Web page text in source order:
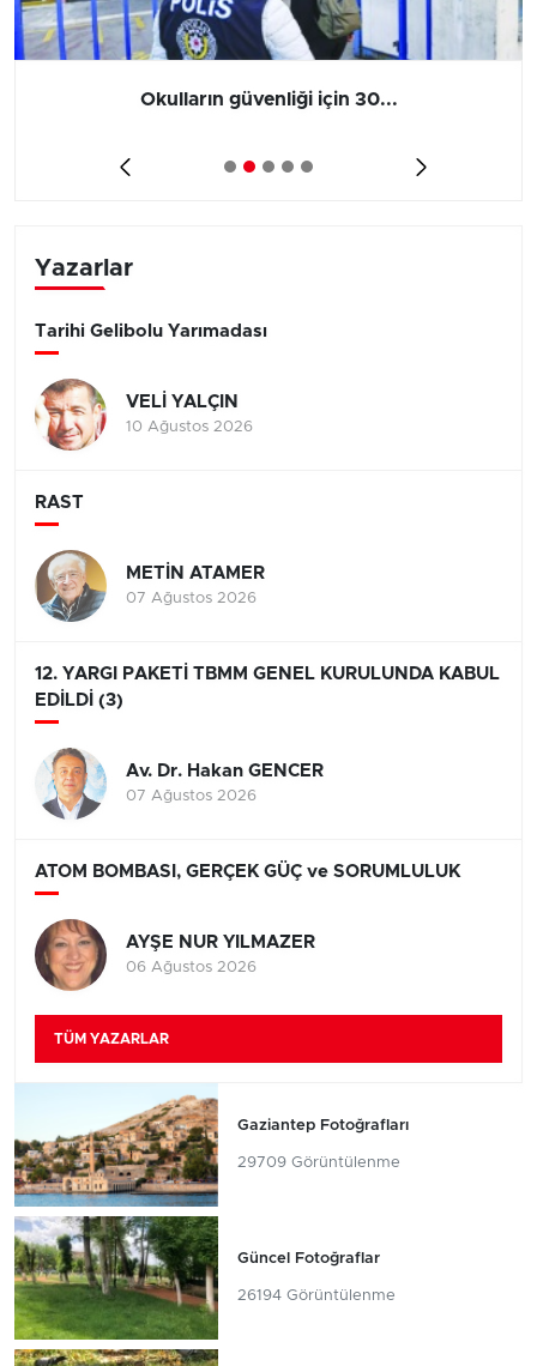
Okulların güvenliği için 30...
Yazarlar
Tarihi Gelibolu Yarımadası
VELİ YALÇIN
10 Ağustos 2026
RAST
METİN ATAMER
07 Ağustos 2026
12. YARGI PAKETİ TBMM GENEL KURULUNDA KABUL
EDİLDİ (3)
Av. Dr. Hakan GENCER
07 Ağustos 2026
ATOM BOMBASI, GERÇEK GÜÇ ve SORUMLULUK
AYŞE NUR YILMAZER
06 Ağustos 2026
TÜM YAZARLAR
Gaziantep Fotoğrafları
29709 Görüntülenme
Güncel Fotoğraflar
26194 Görüntülenme